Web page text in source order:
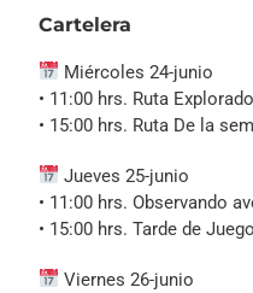
Cartelera
Miércoles 24-junio
• 11:00 hrs. Ruta
• 15:00 hrs. Ruta De la
Jueves 25-junio
• 11:00 hrs. Observando
• 15:00 hrs. Tarde de
Viernes 26-junio